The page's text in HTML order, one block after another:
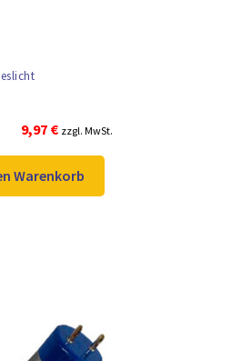
Ursprünglicher
Preis
war:
12,98 €
9,97 €Aktueller
Preis
ist:
9,97 €.
zzgl. MwSt.
Warenkorb